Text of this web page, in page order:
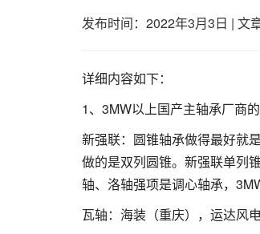
发布时间：2022年3月3日 | 文
详细内容如下：
1、3MW以上国产主轴承厂商
新强联：圆锥轴承做得最好就
做的是双列圆锥。新强联单列
轴、洛轴强项是调心轴承，
瓦轴：海装（重庆），运达风